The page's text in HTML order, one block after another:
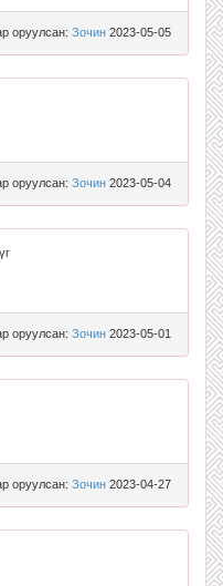
оруулсан: Зочин 2023-05-05
оруулсан: Зочин 2023-05-04
оруулсан: Зочин 2023-05-01
оруулсан: Зочин 2023-04-27